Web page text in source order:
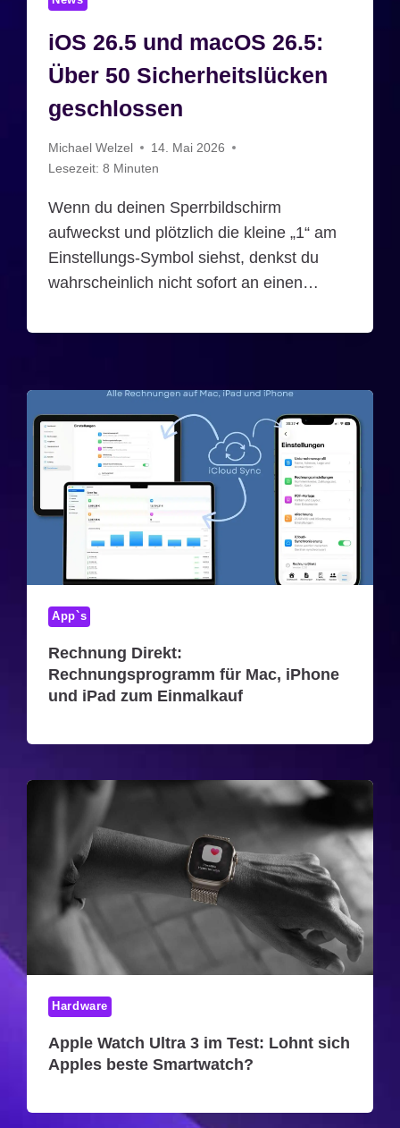
iOS 26.5 und macOS 26.5:
Über 50 Sicherheitslücken
geschlossen
Michael Welzel
14. Mai 2026
Lesezeit: 8 Minuten
Wenn du deinen Sperrbildschirm
aufweckst und plötzlich die kleine „1“ am
Einstellungs-Symbol siehst, denkst du
wahrscheinlich nicht sofort an einen…
App`s
Rechnung Direkt:
Rechnungsprogramm für Mac, iPhone
und iPad zum Einmalkauf
Hardware
Apple Watch Ultra 3 im Test: Lohnt sich
Apples beste Smartwatch?